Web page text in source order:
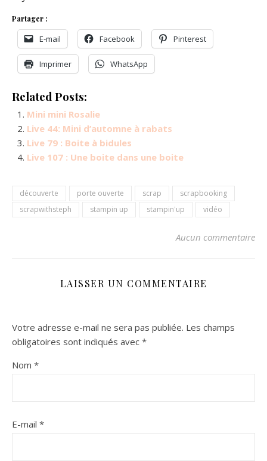
Partager :
E-mail Facebook Pinterest
Imprimer WhatsApp
Related Posts:
Mini mini Rosalie
Live 44: Mini d’automne à rabats
Live 79 : Boite à bidules
Live 107 : Une boite dans une boite
découverte porte ouverte scrap
scrapbooking
scrapwithsteph
stampin up stampin'up vidéo
Aucun commentaire
LAISSER UN COMMENTAIRE
Votre adresse e-mail ne sera pas publiée. Les champs
obligatoires sont indiqués avec *
Nom *
E-mail *